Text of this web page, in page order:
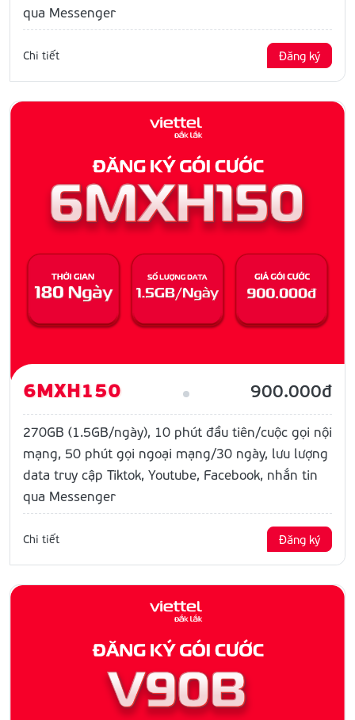
qua Messenger
Chi tiết Đăng ký
6MXH150 900.000đ
270GB (1.5GB/ngày), 10 phút đầu tiên/cuộc gọi nội
mạng, 50 phút gọi ngoại mạng/30 ngày, lưu lượng
data truy cập Tiktok, Youtube, Facebook, nhắn tin
qua Messenger
Chi tiết Đăng ký